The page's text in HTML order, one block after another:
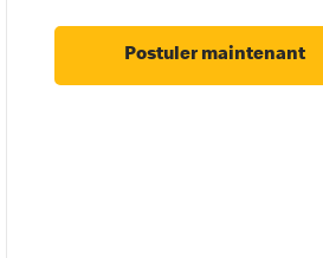
Postuler maintenant